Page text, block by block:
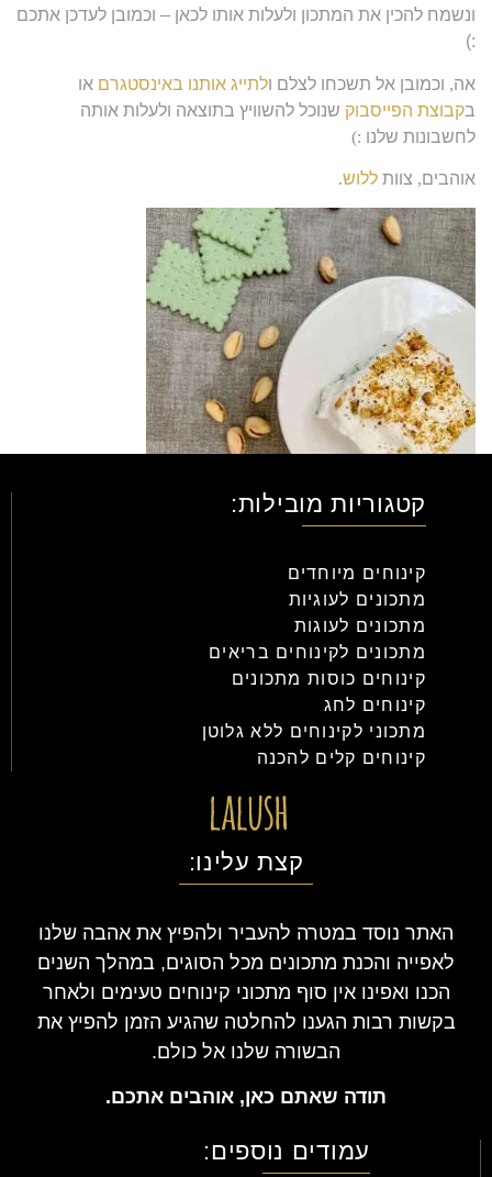
ונשמח להכין את המתכון ולעלות אותו לכאן – וכמובן לעדכן אתכם
:)
אה, וכמובן אל תשכחו לצלם ולתייג אותנו באינסטגרם או
בקבוצת הפייסבוק שנוכל להשוויץ בתוצאה ולעלות אותה
לחשבונות שלנו :)
אוהבים, צוות ללוש.
קטגוריות מובילות:
קינוחים מיוחדים
מתכונים לעוגיות
מתכונים לעוגות
מתכונים לקינוחים בריאים
קינוחים כוסות מתכונים
קינוחים לחג
מתכוני לקינוחים ללא גלוטן
קינוחים קלים להכנה
קצת עלינו:
האתר נוסד במטרה להעביר ולהפיץ את אהבה שלנו
לאפייה והכנת מתכונים מכל הסוגים, במהלך השנים
הכנו ואפינו אין סוף מתכוני קינוחים טעימים ולאחר
בקשות רבות הגענו להחלטה שהגיע הזמן להפיץ את
הבשורה שלנו אל כולם.
תודה שאתם כאן, אוהבים אתכם.
עמודים נוספים: